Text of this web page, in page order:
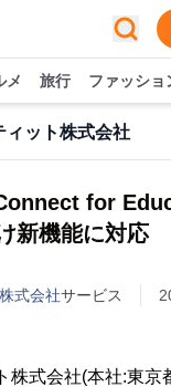
メ 旅行 ファッショ
ィット株式会社
for
新機能に対応
式会社サービス
株式会社(本社:東京